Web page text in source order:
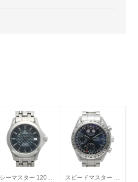
シーマスター 120 ジャックマイヨールモデル
スピードマスター トリプルカレンダー